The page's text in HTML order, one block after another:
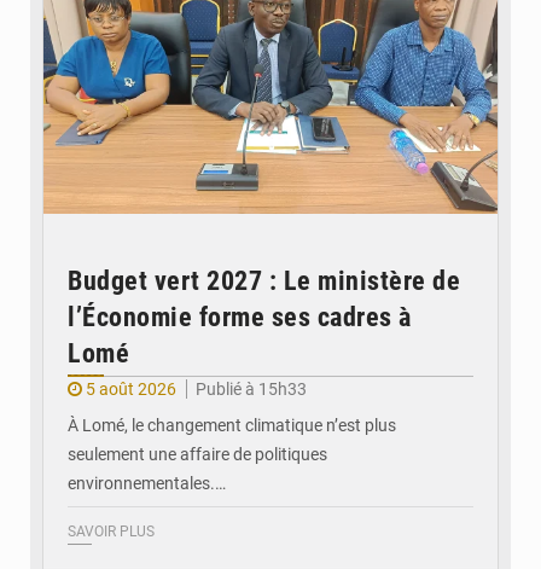
Budget vert 2027 : Le ministère de
l’Économie forme ses cadres à
Lomé
5 août 2026
Publié à 15h33
À Lomé, le changement climatique n’est plus
seulement une affaire de politiques
environnementales.…
SAVOIR PLUS